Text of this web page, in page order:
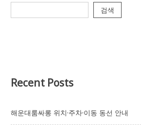
절
야
항
검색
Recent Posts
해운대룸싸롱 위치·주차·이동 동선 안내